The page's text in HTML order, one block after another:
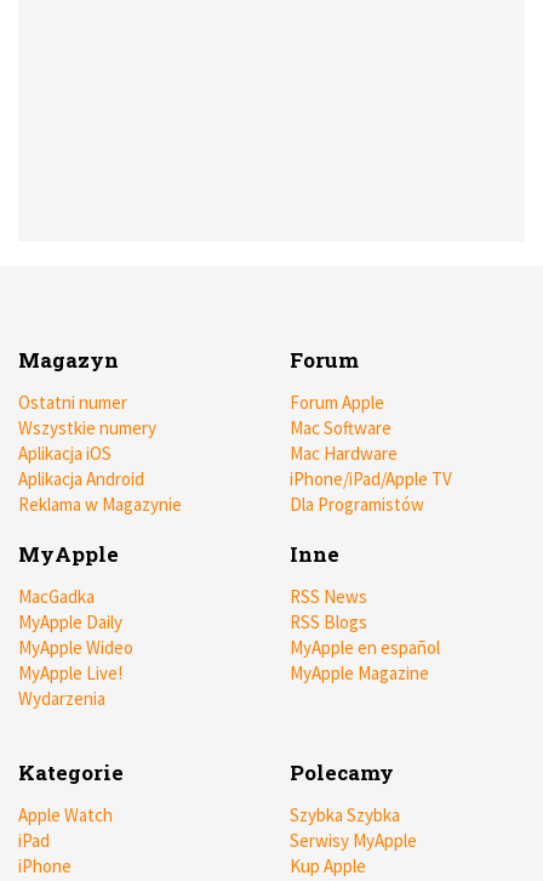
Magazyn
Ostatni numer
Wszystkie numery
Aplikacja iOS
Aplikacja Android
Reklama w Magazynie
Forum
Forum Apple
Mac Software
Mac Hardware
iPhone/iPad/Apple TV
Dla Programistów
MyApple
MacGadka
MyApple Daily
MyApple Wideo
MyApple Live!
Wydarzenia
Inne
RSS News
RSS Blogs
MyApple en español
MyApple Magazine
Kategorie
Apple Watch
iPad
iPhone
Polecamy
Szybka Szybka
Serwisy MyApple
Kup Apple